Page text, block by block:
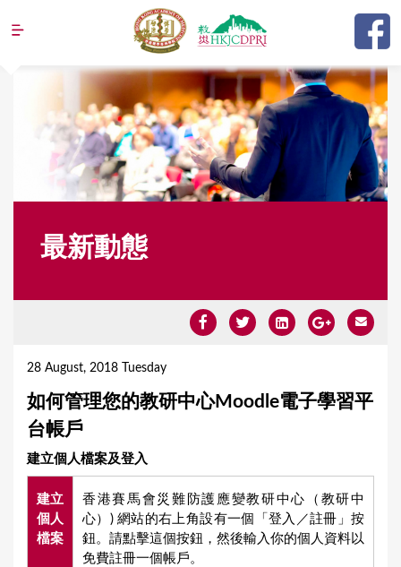
Jump to navigation
最新動態
28 August, 2018 Tuesday
如何管理您的教研中心Moodle電子學習平
台帳戶
建立個人檔案及登入
建立
個人
檔案
香港賽馬會災難防護應變教研中心（教研中
心）) 網站的右上角設有一個「登入／註冊」按
鈕。請點擊這個按鈕，然後輸入你的個人資料以
免費註冊一個帳戶。